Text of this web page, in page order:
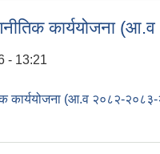
कार्ययोजना
- 13:21
कार्ययोजना (आ.व २०८२-